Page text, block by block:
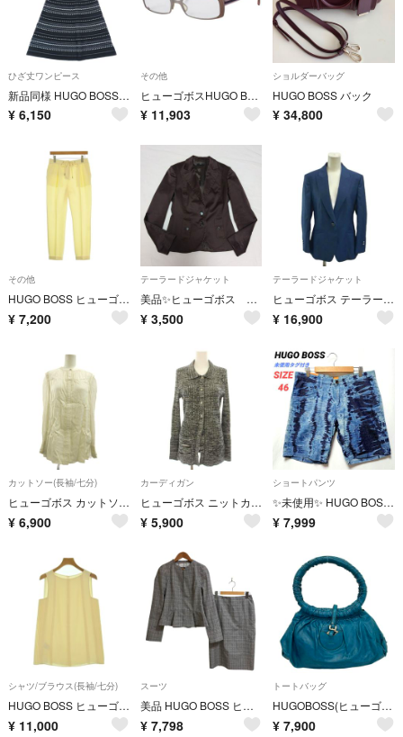
ひざ丈ワンピース
新品同様 HUGO BOSS ヒューゴボス 五分袖 ニット ワンピース フレアスカート ハーフ 膝丈 ラウンドネック カットソー S ブラック レディース 古着 中古 USED
¥ 6,150
その他
ヒューゴボスHUGO BOSS フロントグラデーションデザイン度入り眼鏡 ブロンズピンク49 17 130
¥ 11,903
ショルダーバッグ
HUGO BOSS バック
¥ 34,800
その他
HUGO BOSS ヒューゴボス パンツ（その他） S 黄 【古着】【中古】【送料無料】
¥ 7,200
テーラードジャケット
美品✨️ヒューゴボス テーラードジャケット ダークブラウン カジュアル ビジネス
¥ 3,500
テーラードジャケット
ヒューゴボス テーラードジャケット ブレザー ウール シングル 総裏地 40 紺
¥ 16,900
カットソー(長袖/七分)
ヒューゴボス カットソー 32 アイボリー バンドカラー 長袖
¥ 6,900
カーディガン
ヒューゴボス ニットカーディガン 長袖 総柄 リブ編み S 黒 ブラック グレー
¥ 5,900
ショートパンツ
✨️未使用✨️ HUGO BOSS ヒューゴボス ショートパンツ メンズ 46
¥ 7,999
シャツ/ブラウス(長袖/七分)
HUGO BOSS ヒューゴボス ブラウス XS 白 【古着】【中古】【送料無料】
¥ 11,000
スーツ
美品 HUGO BOSS ヒューゴボス チェック柄 ノーカラージャケット スカート サイズ38/36 グレー レディース 古着 中古 USED
¥ 7,798
トートバッグ
HUGOBOSS(ヒューゴボス) トートバッグ - ブルーグリーン レザー
¥ 7,900